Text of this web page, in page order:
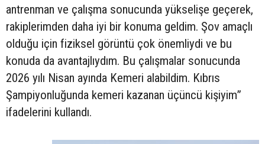
antrenman ve çalışma sonucunda yükselişe geçerek,
rakiplerimden daha iyi bir konuma geldim. Şov amaçlı
olduğu için fiziksel görüntü çok önemliydi ve bu
konuda da avantajlıydım. Bu çalışmalar sonucunda
2026 yılı Nisan ayında Kemeri alabildim. Kıbrıs
Şampiyonluğunda kemeri kazanan üçüncü kişiyim”
ifadelerini kullandı.